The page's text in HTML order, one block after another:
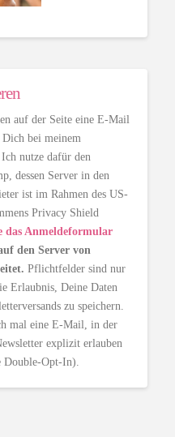
auf der Seite eine E-Mail
Dich bei meinem
nutze dafür den
dessen Server in den
ist im Rahmen des US-
Privacy Shield
das Anmeldeformular
den Server von
Pflichtfelder sind nur
Erlaubnis, Deine Daten
zu speichern.
mal eine E-Mail, in der
explizit erlauben
Double-Opt-In).